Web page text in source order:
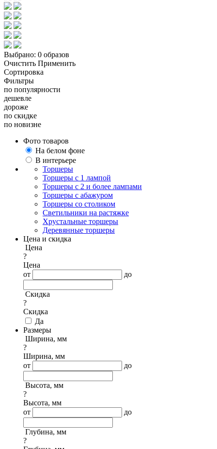
Выбрано: 0 образов
Очистить Применить
Сортировка
Фильтры
по популярности
дешевле
дороже
по скидке
по новизне
Фото товаров
На белом фоне
В интерьере
Торшеры
Торшеры с 1 лампой
Торшеры с 2 и более лампами
Торшеры с абажуром
Торшеры со столиком
Светильники на растяжке
Хрустальные торшеры
Деревянные торшеры
Цена и скидка
Цена
?
Цена
от
до
Скидка
?
Скидка
Да
Размеры
Ширина, мм
?
Ширина, мм
от
до
Высота, мм
?
Высота, мм
от
до
Глубина, мм
?